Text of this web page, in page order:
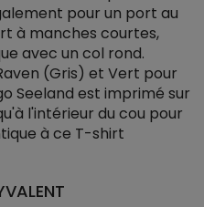
pour un port au
à manches courtes,
avec un col rond.
(Gris) et Vert pour
Seeland est imprimé sur
l'intérieur du cou pour
à ce T-shirt